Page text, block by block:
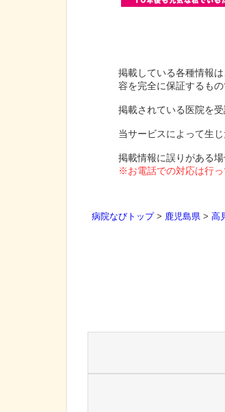
掲載している各種情報
容を完全に保証するもの
掲載されている医院を
当サービスによって生
掲載情報に誤りがある
※お電話での対応は行
病院なびトップ> 鹿児島県 > 高